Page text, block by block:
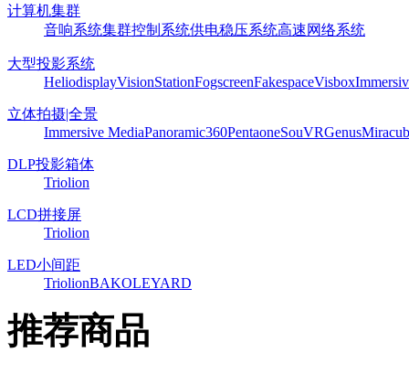
计算机集群
音响系统集群控制系统供电稳压系统高速网络系统
大型投影系统
HeliodisplayVisionStationFogscreenFakespaceVisbox
立体拍摄|全景
Immersive MediaPanoramic360PentaoneSouVRGenus
DLP投影箱体
Triolion
LCD拼接屏
Triolion
LED小间距
TriolionBAKOLEYARD
推荐商品